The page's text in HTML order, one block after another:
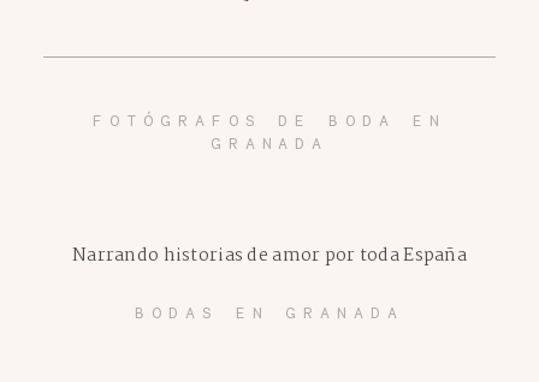
FOTÓGRAFOS DE BODA EN
GRANADA
BODAS EN GRANADA
Narrando historias de amor por toda España